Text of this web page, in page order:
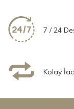
7 / 24
Kolay